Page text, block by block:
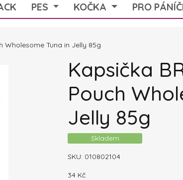
PES KOČKA PRO
Wholesome Tuna in Jelly 85g
Kapsička
Pouch
Jelly 85g
Skladem
SKU: 010802104
34 Kč